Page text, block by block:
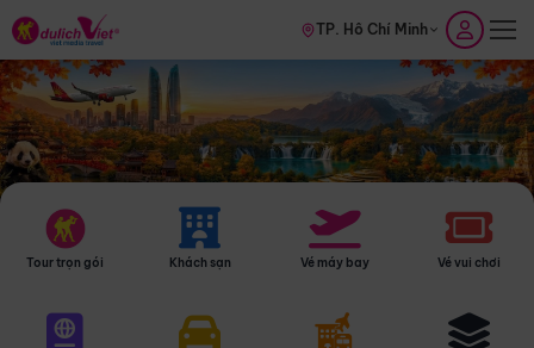
TP. Hồ Chí Minh
Tour trọn gói Khách sạn Vé máy bay Vé vui chơi